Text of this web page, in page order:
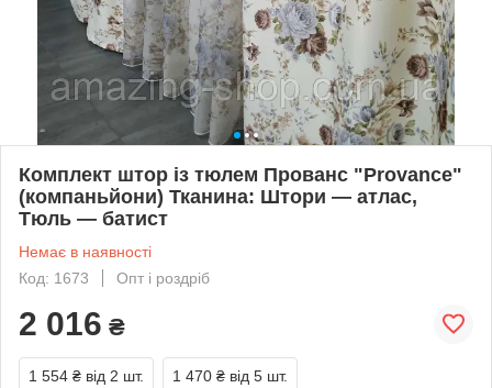
Комплект штор із тюлем Прованс "Provance"
(компаньйони) Тканина: Штори — атлас,
Тюль — батист
Немає в наявності
Код: 1673
Опт і роздріб
2 016 ₴
1 554 ₴ від 2 шт. 1 470 ₴ від 5 шт.